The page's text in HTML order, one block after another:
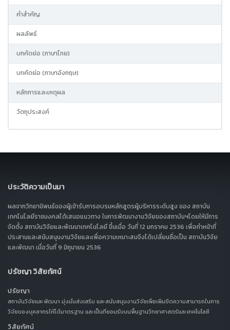
คำสำคัญ
ผลลัพธ์
บทคัดย่อ (ภาษาไทย)
บทคัดย่อ (ภาษาอังกฤษ)
หลักการและเหตุผล
วัตถุประสงค์
ประวัติความเป็นมา
ผลจากวิทยานิพนธ์ของผู้เข้ารับการอบรมหลักสูตรผู้บริหารระดับสูง ของ สถาบัน
เทคโนโลยีราชมงคลได้เสนอแนวทาง ในการพัฒนางานวิจัยของสถาบันฯโดยให้มีการ
จัดตั้ง สถาบันวิจัยและพัฒนาเทคโนโลยี ขึ้นเมื่อ วันที่ 12 มกราคม 2536 เพื่อทำหน้าที่
ประสานและสนับสนุนงานวิจัยและเพื่อความเหมาะสมจึงได้เปลี่ยนชื่อเป็น สถาบันวิจัย
และพัฒนา เมื่อวันที่ 9 มิถุนายน 2536
ปรัชญา วิสัยทัศน์
ปรัชญา
สถาบันวิจัยและพัฒนา มุ่งมั่นส่งเสริม และสนับสนุนงานวิจัยเพื่อเพิ่มขีดความสามารถในการ
วิจัยของบุคลากรให้ได้มาตรฐาน และเป็นที่ยอมรับบนพื้นฐานวิทยาศาสตร์และเทคโนโลยี
วิสัยทัศน์